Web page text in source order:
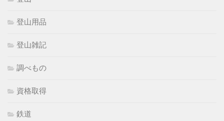
登山用品
登山雑記
調べもの
資格取得
鉄道